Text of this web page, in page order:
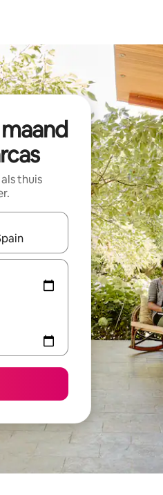
thuis
maak je een keuze met je de